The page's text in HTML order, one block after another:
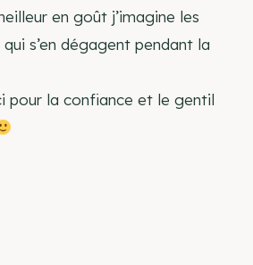
en goût j’imagine les
s’en dégagent pendant la
pour la confiance et le gentil